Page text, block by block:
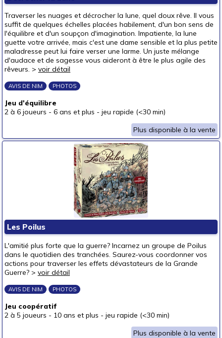
un bébé (0-3 ans)
un p'tit bout (3-6 ans)
un junior (6-8 ans)
un jeune ado (8-12 ans)
un ado (12-16 ans)
Prix
autour de 10 €
autour de 50 €
50 € et au-delà
Traverser les nuages et décrocher la lune, quel doux rêve. Il vous
suffit de quelques échelles placées habilement, d'un bon sens de
l'équilibre et d'un soupçon d'imagination. Impatiente, la lune
guette votre arrivée, mais c'est une dame sensible et la plus petite
maladresse peut lui faire verser une larme. Un juste mélange
d'audace et de sagesse vous aideront à être le plus agile des
rêveurs. > voir détail
AVIS DE NIM PHOTOS
Jeu d'équilibre
2 à 6 joueurs - 6 ans et plus - jeu rapide (<30 min)
Plus disponible à la vente
Les Poilus
L'amitié plus forte que la guerre? Incarnez un groupe de Poilus
dans le quotidien des tranchées. Saurez-vous coordonner vos
actions pour traverser les effets dévastateurs de la Grande
Guerre? > voir détail
AVIS DE NIM PHOTOS
Jeu coopératif
2 à 5 joueurs - 10 ans et plus - jeu rapide (<30 min)
Plus disponible à la vente